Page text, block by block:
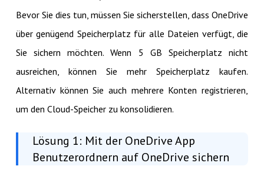
Bevor Sie dies tun, müssen Sie sicherstellen, dass OneDrive
über genügend Speicherplatz für alle Dateien verfügt, die
Sie sichern möchten. Wenn 5 GB Speicherplatz nicht
ausreichen, können Sie mehr Speicherplatz kaufen.
Alternativ können Sie auch mehrere Konten registrieren,
um den Cloud-Speicher zu konsolidieren.
Lösung 1: Mit der OneDrive App
Benutzerordnern auf OneDrive sichern